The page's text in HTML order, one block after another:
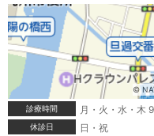
©
診療時間
休診日 日・祝